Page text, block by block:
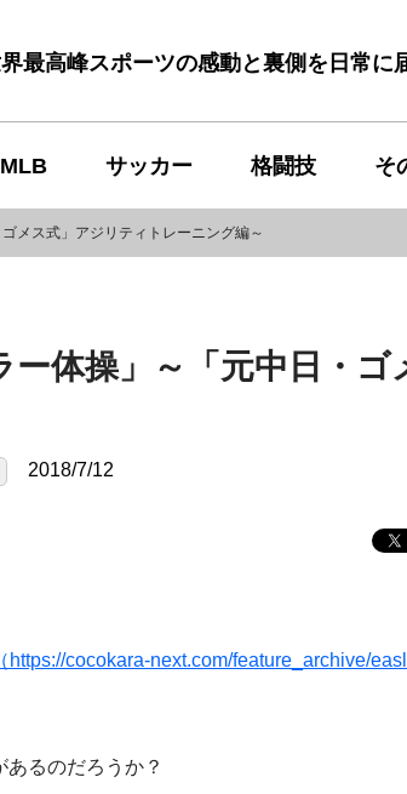
最高峰スポーツの感動と裏側を日常に
MLB サッカー 格闘技 そ
メス式」アジリティトレーニング編～
体操」～「元中日・ゴ
2018/7/12
cocokara-next.com/feature_archive/
るのだろうか？